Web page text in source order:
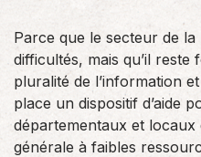
Parce que le secteur de
difficultés, mais qu’il
pluralité de l’information
place un dispositif d’aide
départementaux et locaux
générale à faibles